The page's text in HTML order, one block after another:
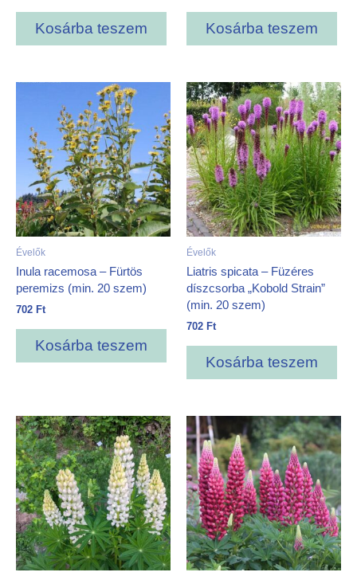
Kosárba teszem Kosárba teszem
Évelők
Inula racemosa – Fürtös
peremizs (min. 20 szem)
702 Ft
Kosárba teszem
Évelők
Liatris spicata – Füzéres
díszcsorba „Kobold Strain”
(min. 20 szem)
702 Ft
Kosárba teszem